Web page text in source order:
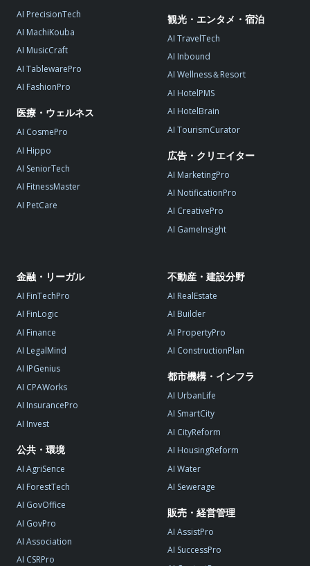
AI PrecisionTech
AI MachiKouba
AI MusicCraft
AI TablewarePro
AI FashionPro
医療・ウェルネス
AI CosmePro
AI Hippo
AI SeniorTech
AI FitnessMaster
AI PetCare
観光・エンタメ・宿泊
AI TravelTech
AI Inbound
AI Wellness＆Resort
AI HotelPMS
AI HotelBrain
AI TourismCurator
広告・クリエイター
AI MarketingPro
AI NotificationPro
AI CreativePro
AI GameInsight
金融・リーガル
AI FinTechPro
AI FinLogic
AI Finance
AI LegalMind
AI IPGenius
AI CPAWorks
AI InsurancePro
AI Invest
公共・環境
AI AgriSence
AI ForestTech
AI GovOffice
AI GovPro
AI Association
AI CSRPro
不動産・建設分野
AI RealEstate
AI Builder
AI PropertyPro
AI ConstructionPlan
都市機構・インフラ
AI UrbanLife
AI SmartCity
AI CityReform
AI HousingReform
AI Water
AI Sewerage
販売・経営管理
AI AssistPro
AI SuccessPro